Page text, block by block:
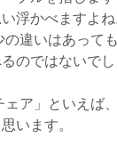
浮かべますよね
違いはあっても
のではないで
ア」といえば、
います。